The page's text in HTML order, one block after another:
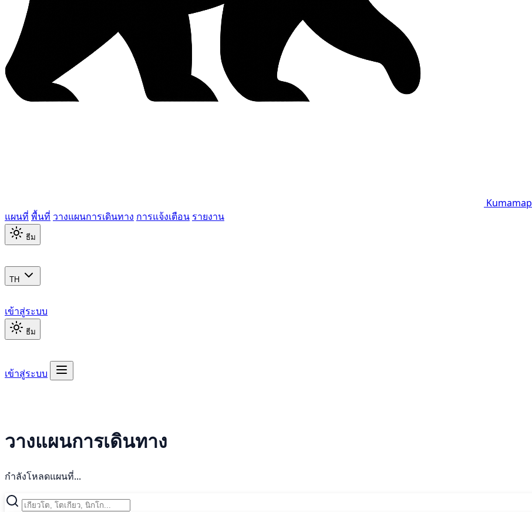
Kumamap
แผนที่ พื้นที่ วางแผนการเดินทาง การแจ้งเตือน รายงาน
ธีม
TH
เข้าสู่ระบบ
ธีม
เข้าสู่ระบบ
วางแผนการเดินทาง
กำลังโหลดแผนที่...